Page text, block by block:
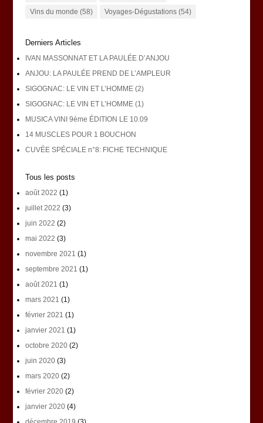
Vins du monde (58) Voyages-Dégustations(54)
Derniers Articles
IVAN MASSONNAT ET LA PAULÉE D’ANJOU
ANJOU: LA PAULÉE PREND DE L’AMPLEUR
SIGOGNAC: LE VIN ET L’HOMME (2)
SIGOGNAC: LE VIN ET L’HOMME (1)
MUSICA VINI 9ème ÉDITION LE 10.09
14 MUSCLES POUR 1 BOUCHON
CUVÉE SPÉCIALE n°8: FICHE TECHNIQUE
Tous les posts
août 2022 (1)
juillet 2022 (3)
juin 2022 (2)
mai 2022 (3)
novembre 2021 (1)
septembre 2021 (1)
août 2021 (1)
mars 2021 (1)
février 2021 (1)
janvier 2021 (1)
octobre 2020(2)
juin 2020(3)
mars 2020(2)
février 2020(2)
janvier 2020(4)